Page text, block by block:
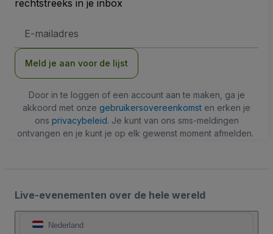
rechtstreeks in je inbox
mailadres
Meld je aan voor de lijst
Door in te loggen of een account aan te maken, ga je
akkoord met onze gebruikersovereenkomst en erken je
ons privacybeleid. Je kunt van ons sms-meldingen
ontvangen en je kunt je op elk gewenst moment afmelden.
Live-evenementen over de hele wereld
Nederland